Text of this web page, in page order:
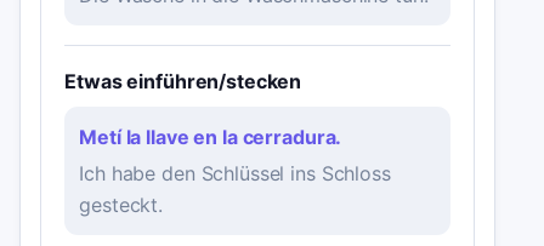
Etwas einführen/stecken
Metí la llave en la cerradura.
Ich habe den Schlüssel ins Schloss
gesteckt.